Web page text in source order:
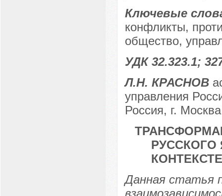
Ключевые
конфликты,
общество,
УДК 32.323.1;
Л.Н. КРАСНОВ
управления
Россия, г. Москва
РУССКОГО
Данная статья